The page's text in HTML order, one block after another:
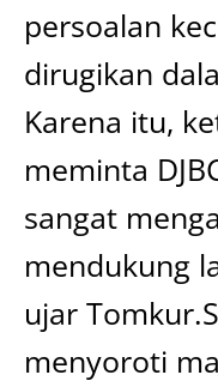
persoalan
dirugikan
Karena itu,
meminta
sangat
mendukung
ujar
menyoroti